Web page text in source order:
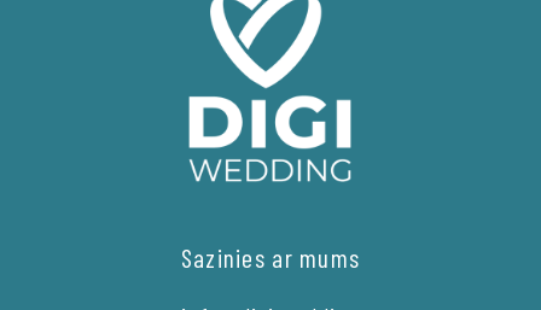
Sazinies ar mums